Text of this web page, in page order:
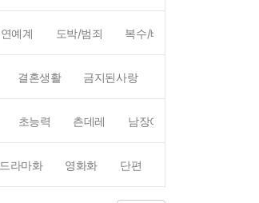
연예계 도박/범죄 복수/배신
결혼생활 금지된사랑
초능력 츤데레 남장여자
드라마화 영화화 단편